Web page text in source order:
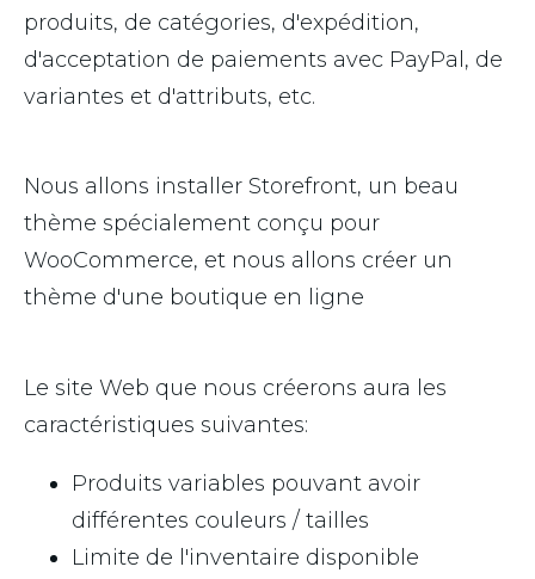
produits, de catégories, d'expédition,
d'acceptation de paiements avec PayPal, de
variantes et d'attributs, etc.
Nous allons installer Storefront, un beau
thème spécialement conçu pour
WooCommerce, et nous allons créer un
thème d'une boutique en ligne
Le site Web que nous créerons aura les
caractéristiques suivantes:
Produits variables pouvant avoir
différentes couleurs / tailles
Limite de l'inventaire disponible